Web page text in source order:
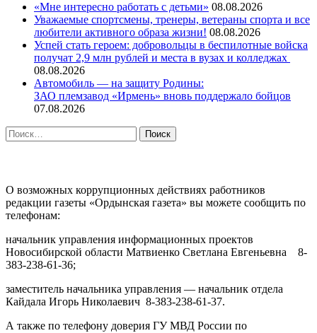
«Мне интересно работать с детьми» 08.08.2026
Уважаемые спортсмены, тренеры, ветераны спорта и все
любители активного образа жизни! 08.08.2026
Успей стать героем: добровольцы в беспилотные войска
получат 2,9 млн рублей и места в вузах и колледжах
08.08.2026
Автомобиль — на защиту Родины:
ЗАО племзавод «Ирмень» вновь поддержало бойцов
07.08.2026
Найти:
О возможных коррупционных действиях работников
редакции газеты «Ордынская газета» вы можете сообщить по
телефонам:
начальник управления информационных проектов
Новосибирской области Матвиенко Светлана Евгеньевна 8-
383-238-61-36;
заместитель начальника управления — начальник отдела
Кайдала Игорь Николаевич 8-383-238-61-37.
А также по телефону доверия ГУ МВД России по